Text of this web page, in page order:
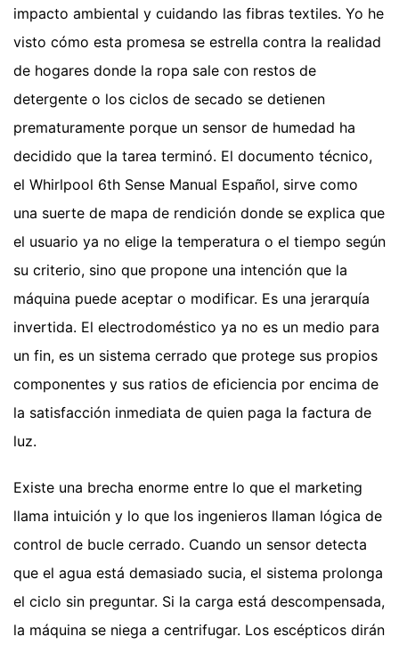
impacto ambiental y cuidando las fibras textiles. Yo he
visto cómo esta promesa se estrella contra la realidad
de hogares donde la ropa sale con restos de
detergente o los ciclos de secado se detienen
prematuramente porque un sensor de humedad ha
decidido que la tarea terminó. El documento técnico,
el Whirlpool 6th Sense Manual Español, sirve como
una suerte de mapa de rendición donde se explica que
el usuario ya no elige la temperatura o el tiempo según
su criterio, sino que propone una intención que la
máquina puede aceptar o modificar. Es una jerarquía
invertida. El electrodoméstico ya no es un medio para
un fin, es un sistema cerrado que protege sus propios
componentes y sus ratios de eficiencia por encima de
la satisfacción inmediata de quien paga la factura de
luz.
Existe una brecha enorme entre lo que el marketing
llama intuición y lo que los ingenieros llaman lógica de
control de bucle cerrado. Cuando un sensor detecta
que el agua está demasiado sucia, el sistema prolonga
el ciclo sin preguntar. Si la carga está descompensada,
la máquina se niega a centrifugar. Los escépticos dirán